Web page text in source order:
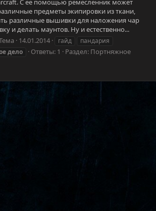
С ее помощью ремесленник может
предметы экипировки из ткани,
различные вышивки для наложения чар
и делать маунтов. Ну и естественно...
14.01.2014 гайд
пандария
дело Ответы: 1 Раздел: Портняжное